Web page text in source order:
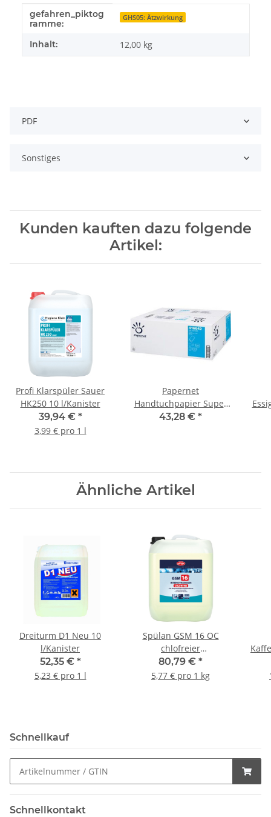
Produkteigenschaft
Wert
gefahren_piktog
ramme:
GHS05: Ätzwirkung
Inhalt: 12,00 kg
PDF
Sonstiges
Kunden kauften dazu folgende
Artikel:
Profi Klarspüler Sauer
HK250 10 l/Kanister
39,94 € *
3,99 € pro 1 l
Papernet
Handtuchpapier Super
White Special RC-Tissue
43,28 € *
Ähnliche Artikel
Dreiturm D1 Neu 10
l/Kanister
52,35 € *
5,23 € pro 1 l
Spülan GSM 16 OC
chlofreier
Intensivreiniger für
Spülmaschinen 14
80,79 € *
5,77 € pro 1 kg
Schnellkauf
Schnellkontakt